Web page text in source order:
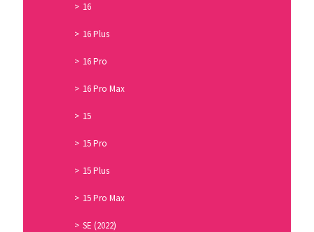
16
16 Plus
16 Pro
16 Pro Max
15
15 Pro
15 Plus
15 Pro Max
SE (2022)